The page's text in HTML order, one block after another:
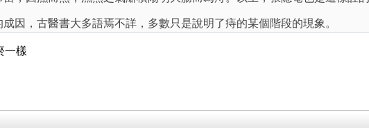
因，古醫書大多語焉不詳，多數只是說明了痔的某個階段的現象。
一樣